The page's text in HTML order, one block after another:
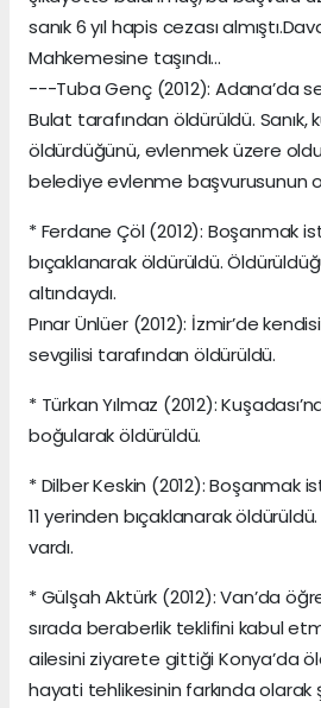
sanık 6 yıl hapis cezası
Mahkemesine taşındı...
---Tuba Genç (2012): Adana’da
Bulat tarafından öldürüldü. Sanık,
öldürdüğünü, evlenmek üzere
belediye evlenme başvurusunun
* Ferdane Çöl (2012): Boşanmak
bıçaklanarak öldürüldü.
altındaydı.
Pınar Ünlüer (2012): İzmir’de
sevgilisi tarafından öldürüldü.
* Türkan Yılmaz (2012):
boğularak öldürüldü.
* Dilber Keskin (2012): Boşanmak
11 yerinden bıçaklanarak
vardı.
* Gülşah Aktürk (2012): Van’da
sırada beraberlik teklifini kabul
ailesini ziyarete gittiği Konya’da
hayati tehlikesinin farkında